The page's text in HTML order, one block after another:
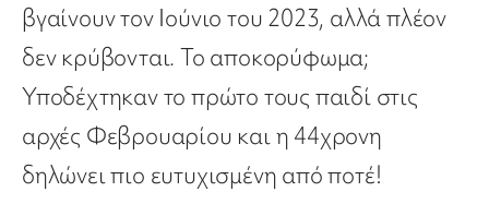
βγαίνουν τον Ιούνιο του 2023, αλλά πλέον
δεν κρύβονται. Το αποκορύφωμα;
Υποδέχτηκαν το πρώτο τους παιδί στις
αρχές Φεβρουαρίου και η 44χρονη
δηλώνει πιο ευτυχισμένη από ποτέ!